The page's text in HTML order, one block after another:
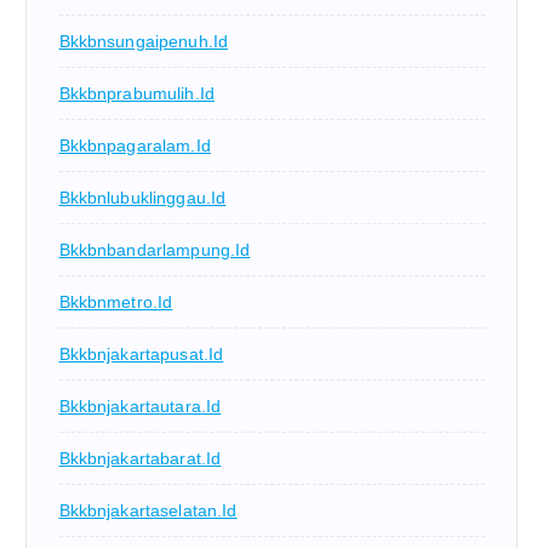
Bkkbnsungaipenuh.id
Bkkbnprabumulih.id
Bkkbnpagaralam.id
Bkkbnlubuklinggau.id
Bkkbnbandarlampung.id
Bkkbnmetro.id
Bkkbnjakartapusat.id
Bkkbnjakartautara.id
Bkkbnjakartabarat.id
Bkkbnjakartaselatan.id